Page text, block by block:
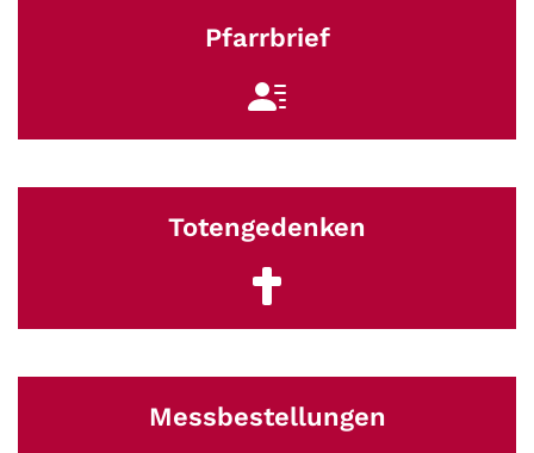
Pfarrbrief
Totengedenken
Messbestellungen